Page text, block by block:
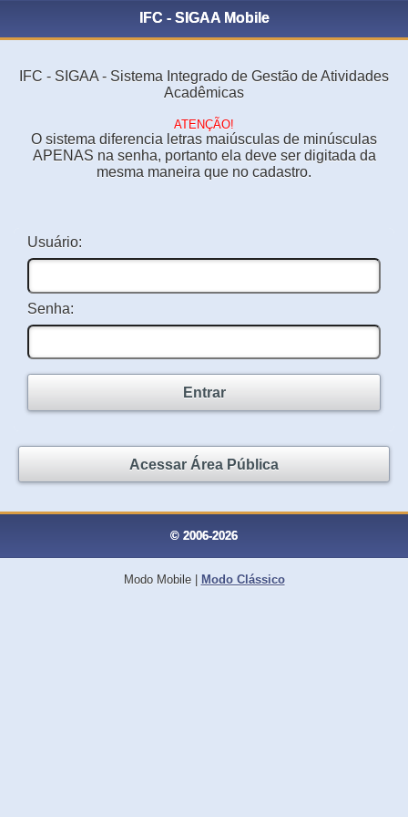
IFC - SIGAA Mobile
IFC - SIGAA - Sistema Integrado de Gestão de Atividades
Acadêmicas
ATENÇÃO!
O sistema diferencia letras maiúsculas de minúsculas
APENAS na senha, portanto ela deve ser digitada da
mesma maneira que no cadastro.
Usuário:
Senha:
Entrar
Acessar Área Pública
© 2006-2026
Modo Mobile| Modo Clássico